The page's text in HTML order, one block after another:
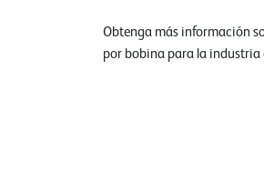
Obtenga más información
por bobina para la industria